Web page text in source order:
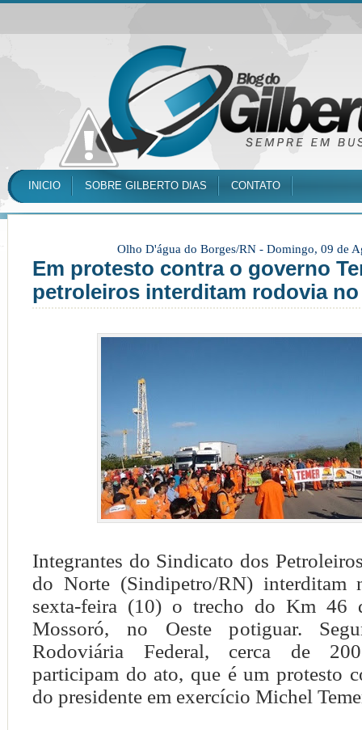
INICIO SOBRE GILBERTO DIAS CONTATO
Olho D'água do Borges/RN - Domingo, 09 de
Em protesto contra o governo
petroleiros interditam rodovia no
Integrantes do Sindicato dos
do Norte (Sindipetro/RN) interditam
sexta-feira (10) o trecho do Km 46
Mossoró, no Oeste potiguar.
Rodoviária Federal, cerca de 200
participam do ato, que é um protesto
do presidente em exercício Michel